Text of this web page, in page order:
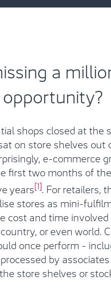
a
shops closed at the
on store shelves out
e-commerce
first two months of
years[1]. For retailers,
stores as mini-
cost and time
or even world.
once perform -
by
store shelves or